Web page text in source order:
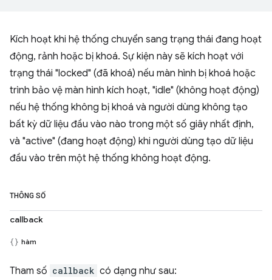
Kích hoạt khi hệ thống chuyển sang trạng thái đang hoạt
động, rảnh hoặc bị khoá. Sự kiện này sẽ kích hoạt với
trạng thái "locked" (đã khoá) nếu màn hình bị khoá hoặc
trình bảo vệ màn hình kích hoạt, "idle" (không hoạt động)
nếu hệ thống không bị khoá và người dùng không tạo
bất kỳ dữ liệu đầu vào nào trong một số giây nhất định,
và "active" (đang hoạt động) khi người dùng tạo dữ liệu
đầu vào trên một hệ thống không hoạt động.
THÔNG SỐ
callback
hàm
Tham số callback có dạng như sau: